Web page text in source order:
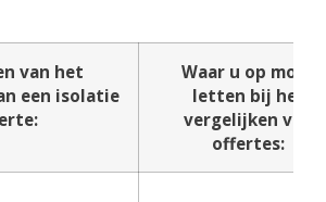
van het
een isolatie
Waar u op moet
letten bij het
vergelijken van
offertes: